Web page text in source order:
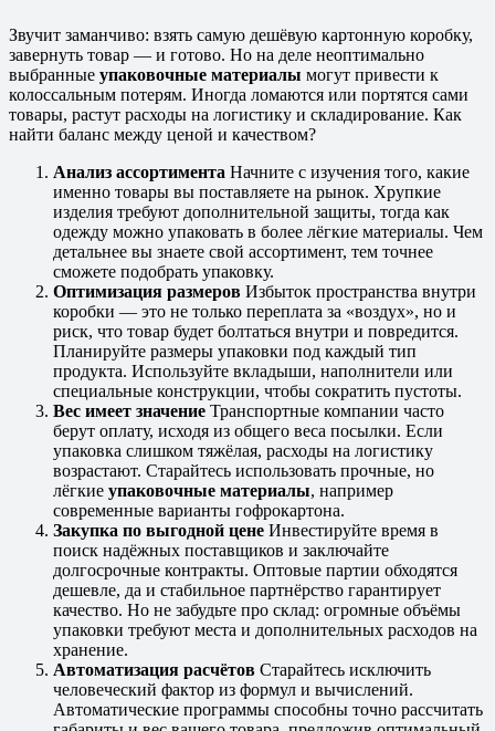
Звучит заманчиво: взять самую дешёвую картонную коробку,
завернуть товар — и готово. Но на деле неоптимально
выбранные упаковочные материалы могут привести к
колоссальным потерям. Иногда ломаются или портятся сами
товары, растут расходы на логистику и складирование. Как
найти баланс между ценой и качеством?
Анализ ассортимента Начните с изучения того, какие
именно товары вы поставляете на рынок. Хрупкие
изделия требуют дополнительной защиты, тогда как
одежду можно упаковать в более лёгкие материалы. Чем
детальнее вы знаете свой ассортимент, тем точнее
сможете подобрать упаковку.
Оптимизация размеров Избыток пространства внутри
коробки — это не только переплата за «воздух», но и
риск, что товар будет болтаться внутри и повредится.
Планируйте размеры упаковки под каждый тип
продукта. Используйте вкладыши, наполнители или
специальные конструкции, чтобы сократить пустоты.
Вес имеет значение Транспортные компании часто
берут оплату, исходя из общего веса посылки. Если
упаковка слишком тяжёлая, расходы на логистику
возрастают. Старайтесь использовать прочные, но
лёгкие упаковочные материалы, например
современные варианты гофрокартона.
Закупка по выгодной цене Инвестируйте время в
поиск надёжных поставщиков и заключайте
долгосрочные контракты. Оптовые партии обходятся
дешевле, да и стабильное партнёрство гарантирует
качество. Но не забудьте про склад: огромные объёмы
упаковки требуют места и дополнительных расходов на
хранение.
Автоматизация расчётов Старайтесь исключить
человеческий фактор из формул и вычислений.
Автоматические программы способны точно рассчитать